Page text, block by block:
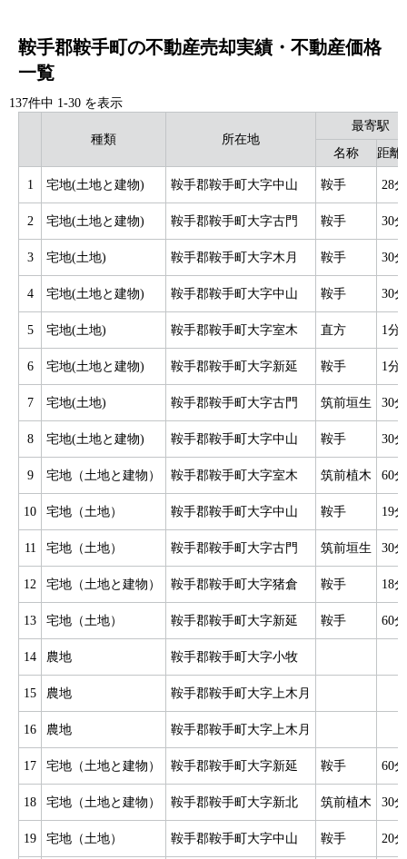
鞍手郡鞍手町の不動産売却実績・不動産価格
一覧
137件中 1-30 を表示
種類 所在地
最寄駅
名称
距離
1 宅地(土地と建物) 鞍手郡鞍手町大字中山 鞍手 28分
2 宅地(土地と建物) 鞍手郡鞍手町大字古門 鞍手 30分
3 宅地(土地) 鞍手郡鞍手町大字木月 鞍手 30分
4 宅地(土地と建物) 鞍手郡鞍手町大字中山 鞍手 30分
5 宅地(土地) 鞍手郡鞍手町大字室木 直方 1分
6 宅地(土地と建物) 鞍手郡鞍手町大字新延 鞍手 1分
7 宅地(土地) 鞍手郡鞍手町大字古門 筑前垣生 30分
8 宅地(土地と建物) 鞍手郡鞍手町大字中山 鞍手 30分
9 宅地（土地と建物） 鞍手郡鞍手町大字室木 筑前植木 60分
10 宅地（土地） 鞍手郡鞍手町大字中山 鞍手 19分
11 宅地（土地） 鞍手郡鞍手町大字古門 筑前垣生 30分
12 宅地（土地と建物） 鞍手郡鞍手町大字猪倉 鞍手 18分
13 宅地（土地） 鞍手郡鞍手町大字新延 鞍手 60分
14 農地 鞍手郡鞍手町大字小牧
15 農地 鞍手郡鞍手町大字上木月
16 農地 鞍手郡鞍手町大字上木月
17 宅地（土地と建物） 鞍手郡鞍手町大字新延 鞍手 60分
18 宅地（土地と建物） 鞍手郡鞍手町大字新北 筑前植木 30分
19 宅地（土地） 鞍手郡鞍手町大字中山 鞍手 20分